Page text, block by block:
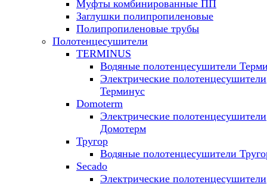
Муфты комбинированные ПП
Заглушки полипропиленовые
Полипропиленовые трубы
Полотенцесушители
TERMINUS
Водяные полотенцесушители
Электрические полотенцесушители
Терминус
Domoterm
Электрические полотенцесушители
Домотерм
Тругор
Водяные полотенцесушители
Secado
Электрические полотенцесушители